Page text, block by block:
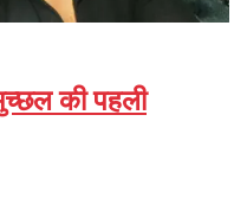
की पहली